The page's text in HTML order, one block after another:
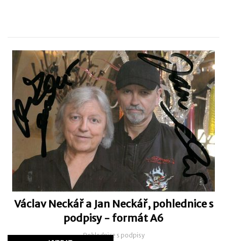
Václav Neckář a Jan Neckář, pohlednice s
podpisy - formát A6
Pohlednice s podpisy